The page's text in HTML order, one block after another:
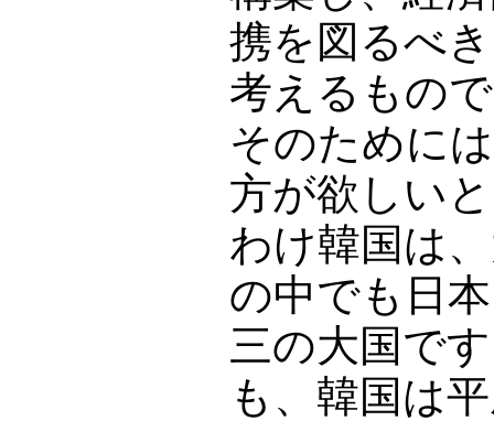
携を図るべ
考えるもの
そのために
方が欲しい
わけ韓国は
の中でも日
三の大国で
も、韓国は